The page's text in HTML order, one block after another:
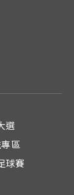
選
區
球賽